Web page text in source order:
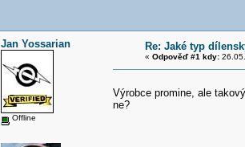
Jan Yossarian
Offline
Re: Jaké typ
« Odpověď #1 kdy:
Výrobce promine, ale
ne?